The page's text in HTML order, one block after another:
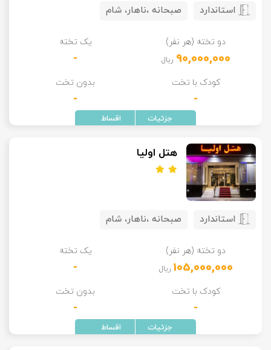
استاندارد صبحانه ،ناهار، شام
دو تخته (هر نفر)
90,000,000 ریال
یک تخته
-
کودک با تخت
-
بدون تخت
-
هتل اولیا
استاندارد صبحانه ،ناهار، شام
دو تخته (هر نفر)
105,000,000 ریال
یک تخته
-
کودک با تخت
-
بدون تخت
-
تور مرداب هسل
تور اصفهان
تور ترکمن صحرا
تور آفرود